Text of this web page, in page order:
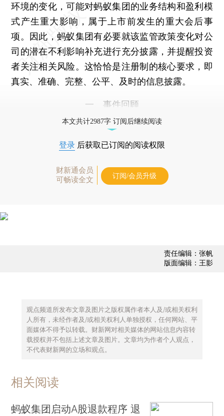
环境的变化，可能对蚂蚁集团的业务结构和盈利模
式产生重大影响，属于上市前发生的重大会后事
项。因此，蚂蚁集团有必要就该监管政策变化对公
司的潜在不利影响补充进行充分披露，并提醒投资
者关注相关风险。这恰恰是注册制的核心要求，即
真实、准确、完整、公平、及时的信息披露。
一、事件回顾
本文共计2987字 订阅后继续阅读
登录 后获取已订阅的阅读权限
财新通会员
可畅读全文
订阅/会员升级
责任编辑：张帆
版面编辑：王影
观点频道所发布文章及图片之版权属作者本人及/或相关权利
人所有，未经作者及/或相关权利人单独授权，任何网站、平
面媒体不得予以转载。财新网对相关媒体的网站信息内容转
载授权并不包括上述文章及图片。文章均为作者个人观点，
不代表财新网的立场和观点。
相关阅读
蚂蚁集团启动A股退款程序 退